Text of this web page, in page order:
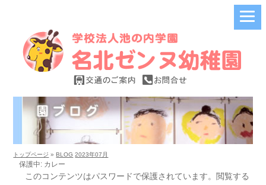
トップページ »BLOG 2023年07月
保護中: カレー
このコンテンツはパスワードで保護されています。閲覧する